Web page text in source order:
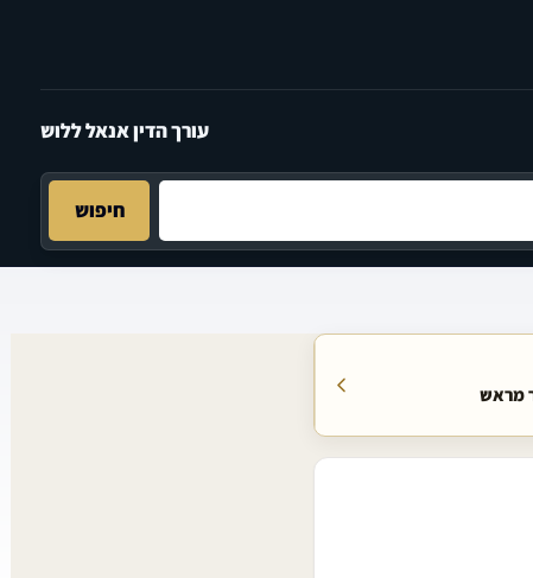
עורך הדין אנאל ללוש
חיפוש
מראש